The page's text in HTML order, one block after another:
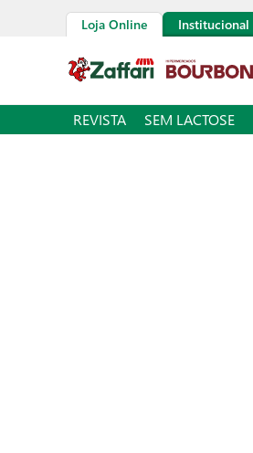
Loja Online Institucional
REVISTA SEM LACTOSE